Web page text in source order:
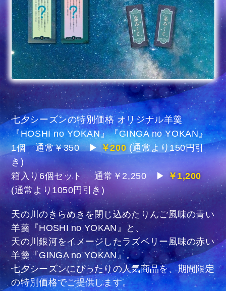
七夕シーズンの特別価格 オリジナル羊羹
『HOSHI no YOKAN』『GINGA no YOKAN』
1個 通常￥350 ▶
￥200(通常より150円引
き)
箱入り6個セット 通常￥2,250 ▶
￥1,200
(通常より1050円引き)
天の川のきらめきを閉じ込めたりんご風味の青い
羊羹『HOSHI no YOKAN』と、
天の川銀河をイメージしたラズベリー風味の赤い
羊羹『GINGA no YOKAN』。
七夕シーズンにぴったりの人気商品を、期間限定
の特別価格でご提供します。